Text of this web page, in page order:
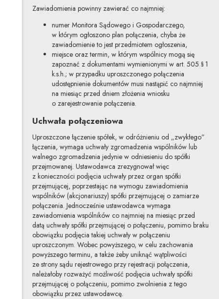
Zawiadomienia powinny zawierać co najmniej:
numer Monitora Sądowego i Gospodarczego,
w którym ogłoszono plan połączenia, chyba że
zawiadomienie to jest przedmiotem ogłoszenia,
miejsce oraz termin, w którym wspólnicy mogą się
zapoznać z dokumentami wymienionymi w art. 505 § 1
k.s.h.; w przypadku uproszczonego połączenia
udostępnienie dokumentów musi nastąpić co najmniej
na miesiąc przed dniem złożenia wniosku
o zarejestrowanie połączenia.
Uchwała połączeniowa
Uproszczone łączenie spółek, w odróżnieniu od „zwykłego”
łączenia, wymaga uchwały zgromadzenia wspólników lub
walnego zgromadzenia jedynie w odniesieniu do spółki
przejmowanej. Ustawodawca zrezygnował więc
z konieczności podjęcia uchwały przez organ spółki
przejmującej, poprzestając na wymogu zawiadomienia
wspólników (akcjonariuszy) spółki przejmującej o zamiarze
połączenia. Jednocześnie ustawodawca wymaga
zawiadomienia wspólników co najmniej na miesiąc przed
datą uchwały spółki przejmującej o połączeniu, pomimo braku
obowiązku podjęcia takiej uchwały w połączeniu
uproszczonym. Wobec powyższego, w celu zachowania
powyższego terminu, a także żeby uniknąć wątpliwości
ze strony sądu rejestrowego przy rejestracji połączenia,
należałoby rozważyć możliwość podjęcia uchwały spółki
przejmującej o połączeniu, pomimo zwolnienia z tego
obowiązku przez ustawodawcę.